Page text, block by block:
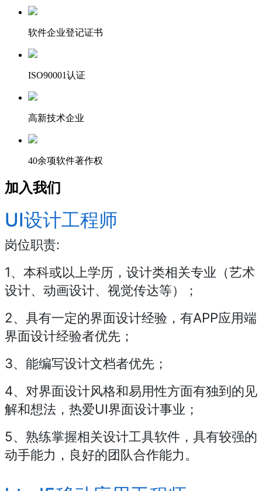
软件企业登记证书
ISO90001认证
高新技术企业
40余项软件著作权
加入我们
UI设计工程师
岗位职责:
1、本科或以上学历，设计类相关专业（艺术
设计、动画设计、视觉传达等）；
2、具有一定的界面设计经验，有APP应用端
界面设计经验者优先；
3、能编写设计文档者优先；
4、对界面设计风格和易用性方面有独到的见
解和想法，热爱UI界面设计事业；
5、熟练掌握相关设计工具软件，具有较强的
动手能力，良好的团队合作能力。